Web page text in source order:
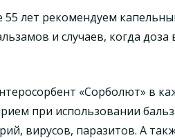
лет рекомендуем
и случаев, когда
«Сорболют» в
при использовании
вирусов, паразитов. А